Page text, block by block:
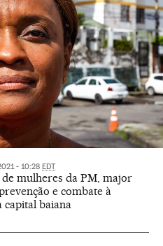
- 10:28 EDT
mulheres da PM, major
e combate à
capital baiana